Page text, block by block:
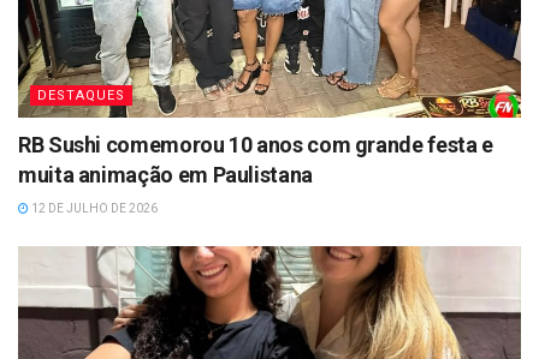
DESTAQUES
RB Sushi comemorou 10 anos com grande festa e
muita animação em Paulistana
12 DE JULHO DE 2026